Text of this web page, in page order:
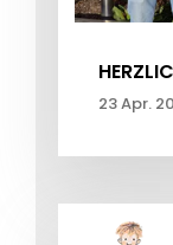
23 Apr.